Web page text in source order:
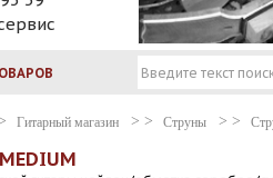
Гитарный магазин Струны